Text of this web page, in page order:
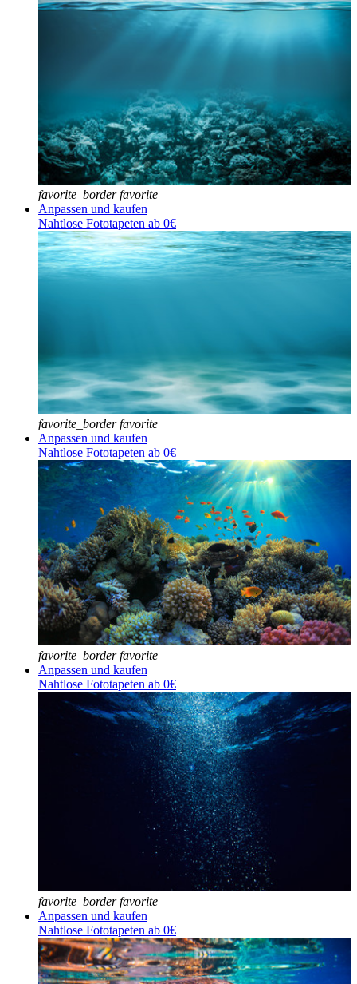
favorite_border favorite
Anpassen und kaufen
Nahtlose Fototapeten ab 0€
favorite_border favorite
Anpassen und kaufen
Nahtlose Fototapeten ab 0€
favorite_border favorite
Anpassen und kaufen
Nahtlose Fototapeten ab 0€
favorite_border favorite
Anpassen und kaufen
Nahtlose Fototapeten ab 0€